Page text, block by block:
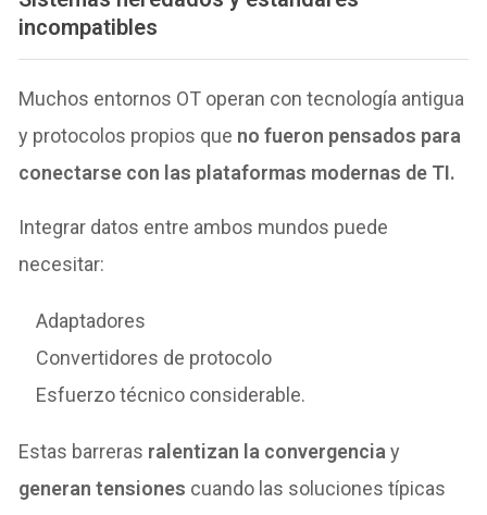
incompatibles
Muchos entornos OT operan con tecnología antigua
y protocolos propios que no fueron pensados para
conectarse con las plataformas modernas de TI.
Integrar datos entre ambos mundos puede
necesitar:
Adaptadores
Convertidores de protocolo
Esfuerzo técnico considerable.
Estas barreras ralentizan la convergencia y
generan tensiones cuando las soluciones típicas